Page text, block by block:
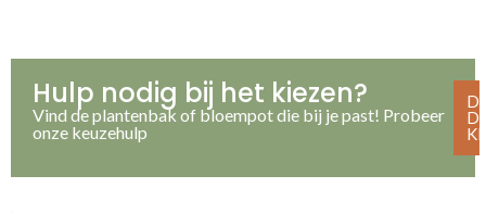
Hulp nodig bij het kiezen?
Vind de plantenbak of bloempot die bij je past! Probeer
onze keuzehulp